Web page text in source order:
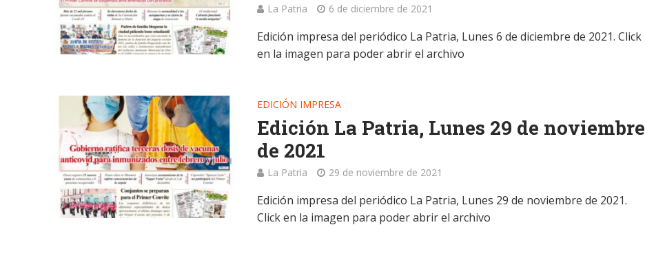
La Patria 6 de diciembre de 2021
Edición impresa del periódico La Patria, Lunes 6 de diciembre de 2021. Click
en la imagen para poder abrir el archivo
EDICIÓN IMPRESA
Edición La Patria, Lunes 29 de noviembre
de 2021
La Patria 29 de noviembre de 2021
Edición impresa del periódico La Patria, Lunes 29 de noviembre de 2021.
Click en la imagen para poder abrir el archivo